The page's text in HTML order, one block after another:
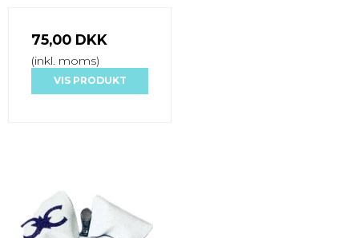
75,00 DKK
(inkl. moms)
VIS PRODUKT